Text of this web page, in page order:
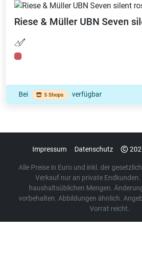
Riese & Müller UBN Seven
Bei 5 Shops verfügbar
Impressum Datenschutz
Alle Preise in Euro und inkl. der
Verkauf nur an private Endkunden.
haushaltsüblichen Mengen.
vorbehalten. Abbildungen ähnlich.
Vorrat reicht.